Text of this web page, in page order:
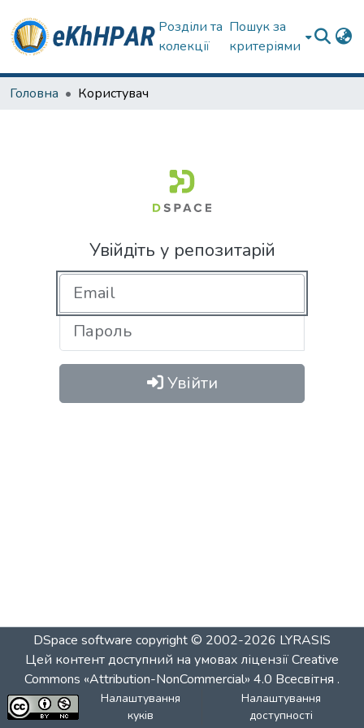
Розділи та
колекції
Пошук за
критеріями
Головна Користувач
Увійдіть у репозитарій
Увійти
DSpace software copyright © 2002-2026 LYRASIS
Цей контент доступний на умовах ліцензіїCreative
Commons «Attribution-NonCommercial» 4.0 Всесвітня .
Налаштування
куків
Налаштування
доступності